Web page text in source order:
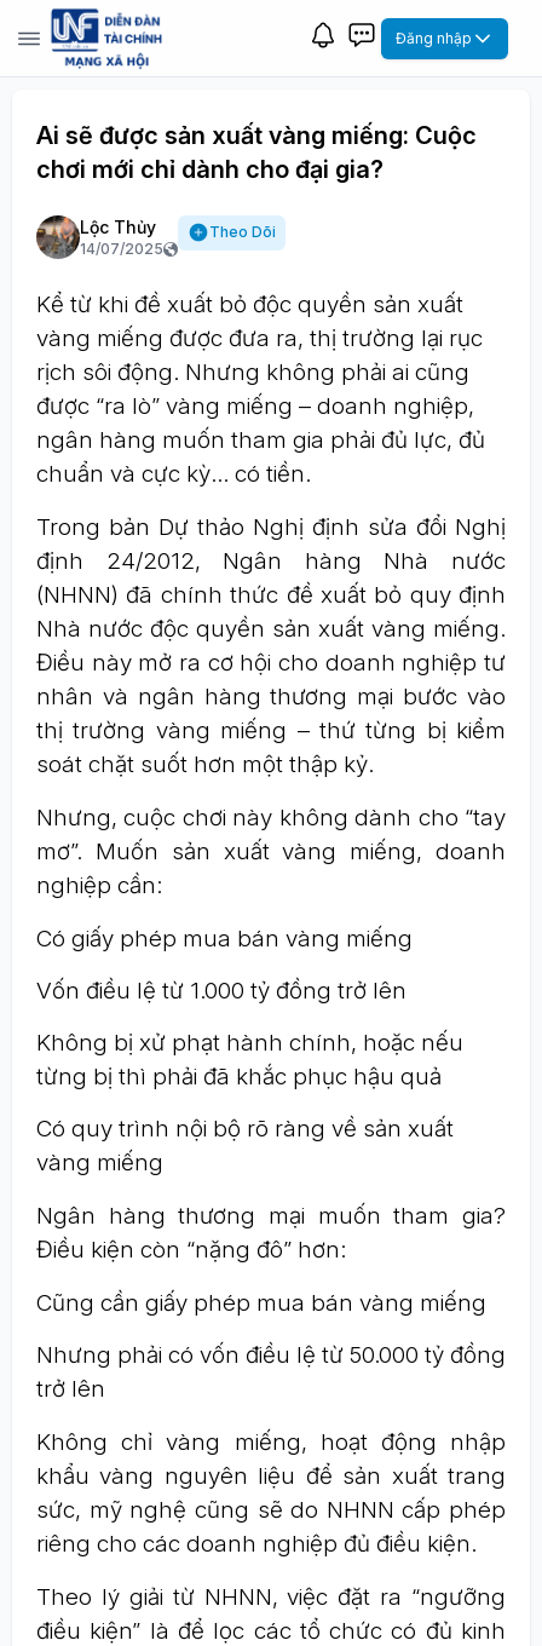
Đăng nhập
Ai sẽ được sản xuất vàng miếng: Cuộc
chơi mới chỉ dành cho đại gia?
Lộc Thủy
14/07/2025
Theo Dõi
Kể từ khi đề xuất bỏ độc quyền sản xuất
vàng miếng được đưa ra, thị trường lại rục
rịch sôi động. Nhưng không phải ai cũng
được “ra lò” vàng miếng – doanh nghiệp,
ngân hàng muốn tham gia phải đủ lực, đủ
chuẩn và cực kỳ... có tiền.
Trong bản Dự thảo Nghị định sửa đổi Nghị
định 24/2012, Ngân hàng Nhà nước
(NHNN) đã chính thức đề xuất bỏ quy định
Nhà nước độc quyền sản xuất vàng miếng.
Điều này mở ra cơ hội cho doanh nghiệp tư
nhân và ngân hàng thương mại bước vào
thị trường vàng miếng – thứ từng bị kiểm
soát chặt suốt hơn một thập kỷ.
Nhưng, cuộc chơi này không dành cho “tay
mơ”. Muốn sản xuất vàng miếng, doanh
nghiệp cần:
Có giấy phép mua bán vàng miếng
Vốn điều lệ từ 1.000 tỷ đồng trở lên
Không bị xử phạt hành chính, hoặc nếu
từng bị thì phải đã khắc phục hậu quả
Có quy trình nội bộ rõ ràng về sản xuất
vàng miếng
Ngân hàng thương mại muốn tham gia?
Điều kiện còn “nặng đô” hơn:
Cũng cần giấy phép mua bán vàng miếng
Nhưng phải có vốn điều lệ từ 50.000 tỷ đồng
trở lên
Không chỉ vàng miếng, hoạt động nhập
khẩu vàng nguyên liệu để sản xuất trang
sức, mỹ nghệ cũng sẽ do NHNN cấp phép
riêng cho các doanh nghiệp đủ điều kiện.
Theo lý giải từ NHNN, việc đặt ra “ngưỡng
điều kiện” là để lọc các tổ chức có đủ kinh